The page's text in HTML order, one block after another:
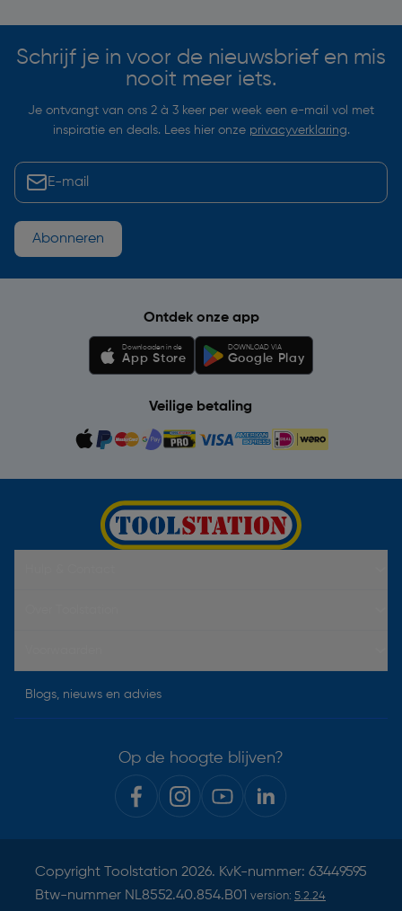
Schrijf je in voor de nieuwsbrief en mis
nooit meer iets.
Je ontvangt van ons 2 à 3 keer per week een e-mail vol met
inspiratie en deals. Lees hier onze privacyverklaring.
Abonneren
Ontdek onze app
Downloaden in de
App Store
DOWNLOAD VIA
Google Play
Veilige betaling
Blogs, nieuws en advies
Op de hoogte blijven?
Copyright Toolstation 2026. KvK-nummer: 63449595
Btw-nummer NL8552.40.854.B01 version: 5.2.24